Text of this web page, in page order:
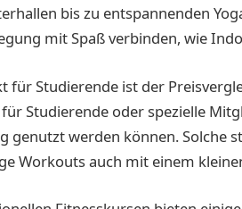
bis zu entspannenden
mit Spaß verbinden, wie
für Studierende ist der
Studierende oder spezielle
genutzt werden können. Solche
Workouts auch mit einem